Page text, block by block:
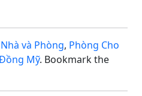
Nhà và Phòng, Phòng Cho
Mỹ. Bookmark the